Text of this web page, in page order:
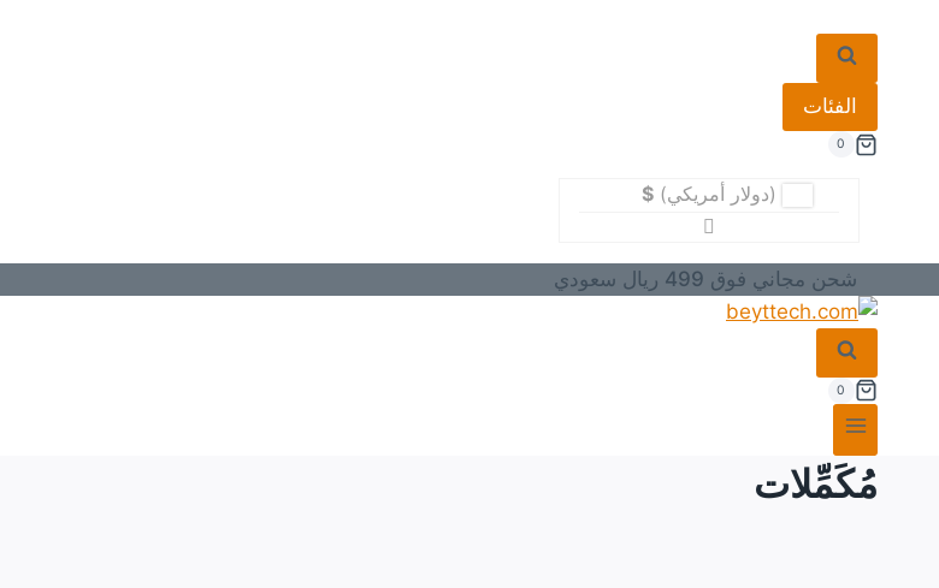
الفئات
0
(دولار أمريكي) $
شحن مجاني فوق 499 ريال سعودي
0
مُكَمِّلات